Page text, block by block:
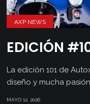
AXP NEWS
EDICIÓN
La edición 101 de
diseño y mucha
MAYO 12, 2026